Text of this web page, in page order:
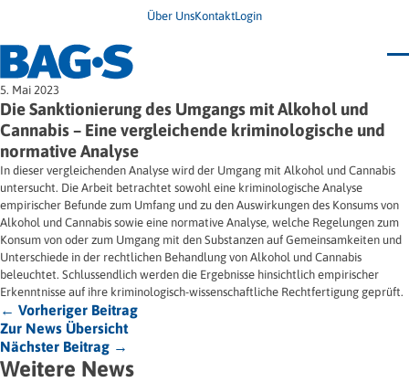
Über UnsKontaktLogin
Bundestagung 2026
Wo finde ich Hilfe?
News
Termine
Veröffentlichungen
Infodienst
Wegweiser
Jugendbroschüre
Impulse
Presse & Stellungnahmen
Newsletter
Unsere Themen
Angehörige
Ersatzfreiheitsstrafe
Freie Straffälligenhilfe
Gesundheit
Migration
Frauen
Wohnen
5. Mai 2023
Die Sanktionierung des Umgangs mit Alkohol und
Cannabis – Eine vergleichende kriminologische und
normative Analyse
In dieser vergleichenden Analyse wird der Umgang mit Alkohol und Cannabis
untersucht. Die Arbeit betrachtet sowohl eine kriminologische Analyse
empirischer Befunde zum Umfang und zu den Auswirkungen des Konsums von
Alkohol und Cannabis sowie eine normative Analyse, welche Regelungen zum
Konsum von oder zum Umgang mit den Substanzen auf Gemeinsamkeiten und
Unterschiede in der rechtlichen Behandlung von Alkohol und Cannabis
beleuchtet. Schlussendlich werden die Ergebnisse hinsichtlich empirischer
Erkenntnisse auf ihre kriminologisch-wissenschaftliche Rechtfertigung geprüft.
← Vorheriger Beitrag
Zur News Übersicht
Nächster Beitrag →
Weitere News